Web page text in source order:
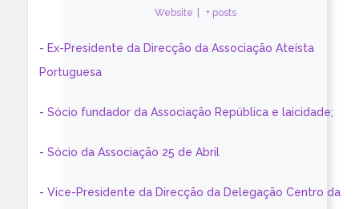
Website + posts
- Ex-Presidente da Direcção da Associação Ateísta
Portuguesa
- Sócio fundador da Associação República e laicidade;
- Sócio da Associação 25 de Abril
- Vice-Presidente da Direcção da Delegação Centro da